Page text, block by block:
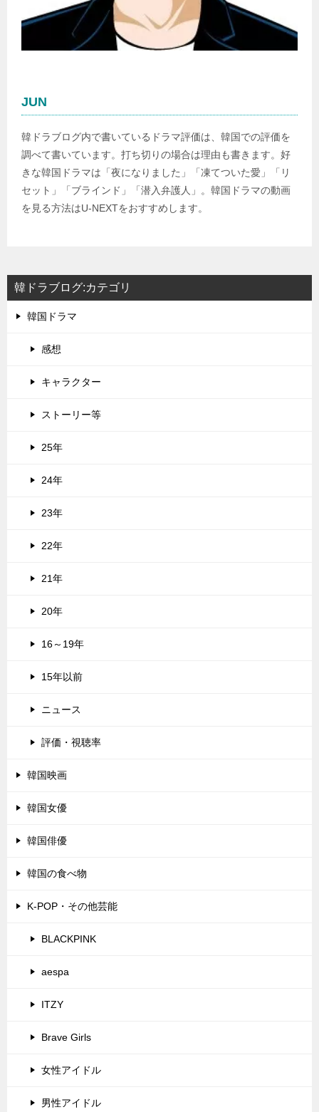
JUN
韓ドラブログ内で書いているドラマ評価は、韓国での評価を
調べて書いています。打ち切りの場合は理由も書きます。好
きな韓国ドラマは「夜になりました」「凍てついた愛」「リ
セット」「ブラインド」「潜入弁護人」。韓国ドラマの動画
を見る方法はU-NEXTをおすすめします。
韓ドラブログ:カテゴリ
韓国ドラマ
感想
キャラクター
ストーリー等
25年
24年
23年
22年
21年
20年
16～19年
15年以前
ニュース
評価・視聴率
韓国映画
韓国女優
韓国俳優
韓国の食べ物
K-POP・その他芸能
BLACKPINK
aespa
ITZY
Brave Girls
女性アイドル
男性アイドル